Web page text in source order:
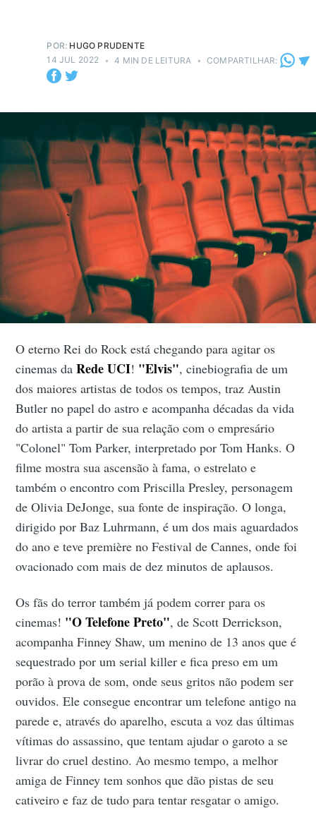
POR: HUGO PRUDENTE
14 JUL 2022 • 4 MIN DE LEITURA • COMPARTILHAR:
O eterno Rei do Rock está chegando para agitar os
cinemas daRede UCI! "Elvis", cinebiografia de um
dos maiores artistas de todos os tempos, traz Austin
Butler no papel do astro e acompanha décadas da vida
do artista a partir de sua relação com o empresário
"Colonel" Tom Parker, interpretado por Tom Hanks. O
filme mostra sua ascensão à fama, o estrelato e
também o encontro com Priscilla Presley, personagem
de Olivia DeJonge, sua fonte de inspiração. O longa,
dirigido por Baz Luhrmann, é um dos mais aguardados
do ano e teve première no Festival de Cannes, onde foi
ovacionado com mais de dez minutos de aplausos.
Os fãs do terror também já podem correr para os
cinemas! "O Telefone Preto", de Scott Derrickson,
acompanha Finney Shaw, um menino de 13 anos que é
sequestrado por um serial killer e fica preso em um
porão à prova de som, onde seus gritos não podem ser
ouvidos. Ele consegue encontrar um telefone antigo na
parede e, através do aparelho, escuta a voz das últimas
vítimas do assassino, que tentam ajudar o garoto a se
livrar do cruel destino. Ao mesmo tempo, a melhor
amiga de Finney tem sonhos que dão pistas de seu
cativeiro e faz de tudo para tentar resgatar o amigo.